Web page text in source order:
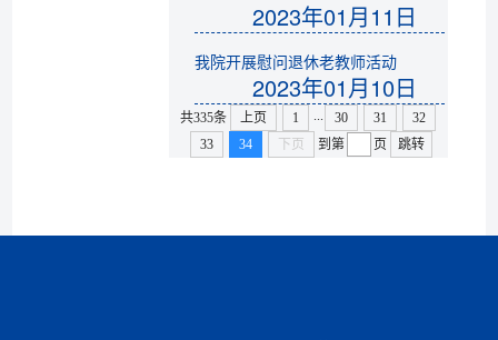
2023年01月11日
我院开展慰问退休老教师活动
2023年01月10日
共335条 上页 1 ... 30 31
32
33
34 下页 到第 页 跳转